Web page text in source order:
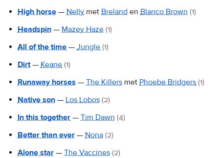
High horse — Nelly met Breland en Blanco Brown (1)
Headspin — Mazey Haze (1)
All of the time — Jungle (1)
Dirt— Keane (1)
Runaway horses — The Killers met Phoebe Bridgers (1)
Native son — Los Lobos (2)
In this together — Tim Dawn (4)
Better than ever — Nona (2)
Alone star — The Vaccines (2)